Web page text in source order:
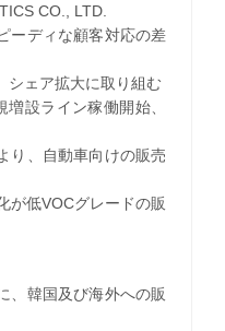
CO., LTD.
ディな顧客対応の差
ェア拡大に取り組む
設ライン稼働開始、
、自動車向けの販売
低VOCグレードの販
韓国及び海外への販